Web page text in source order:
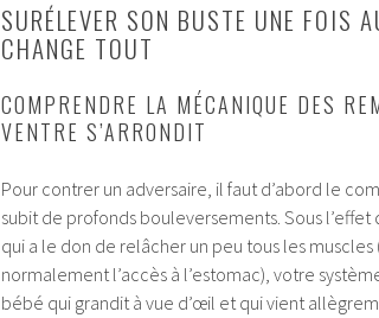
SURÉLEVER SON BUSTE UNE FOIS
CHANGE TOUT
COMPRENDRE LA MÉCANIQUE DES
VENTRE S’ARRONDIT
Pour contrer un adversaire, il faut d’abord le
subit de profonds bouleversements. Sous
qui a le don de relâcher un peu tous les
normalement l’accès à l’estomac), votre
bébé qui grandit à vue d’œil et qui vient